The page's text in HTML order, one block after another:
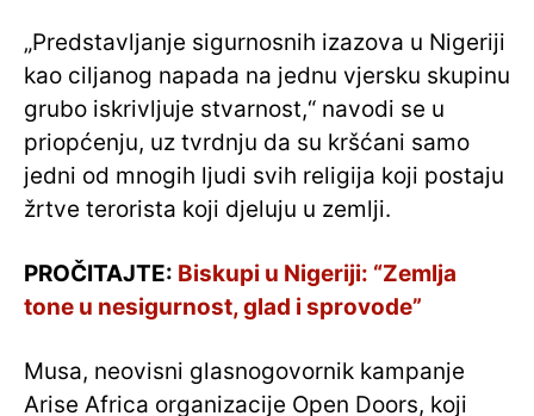
„Predstavljanje sigurnosnih izazova u Nigeriji
kao ciljanog napada na jednu vjersku skupinu
grubo iskrivljuje stvarnost,“ navodi se u
priopćenju, uz tvrdnju da su kršćani samo
jedni od mnogih ljudi svih religija koji postaju
žrtve terorista koji djeluju u zemlji.
PROČITAJTE: Biskupi u Nigeriji: “Zemlja
tone u nesigurnost, glad i sprovode”
Musa, neovisni glasnogovornik kampanje
Arise Africa organizacije Open Doors, koji